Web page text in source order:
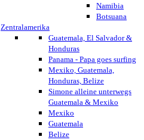
Namibia
Botsuana
Zentralamerika
Guatemala, El Salvador &
Honduras
Panama - Papa goes surfing
Mexiko, Guatemala,
Honduras, Belize
Simone alleine unterwegs
Guatemala & Mexiko
Mexiko
Guatemala
Belize